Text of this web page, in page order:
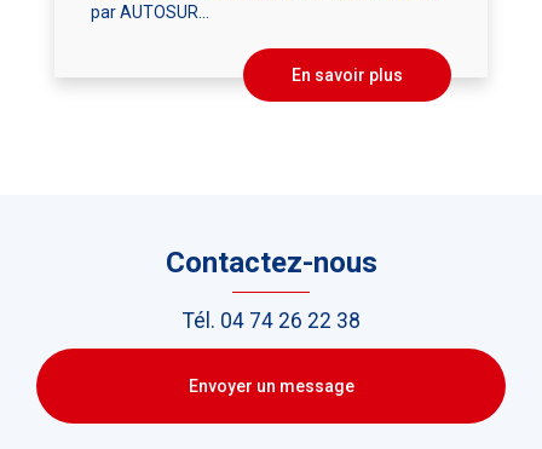
par AUTOSUR...
En savoir plus
Contactez-nous
Tél. 04 74 26 22 38
Envoyer un message